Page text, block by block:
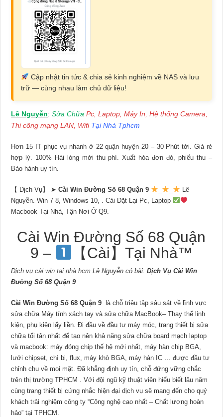
Cập nhật tin tức & chia sẻ kinh nghiệm về NAS và lưu
trữ — cùng nhau làm chủ dữ liệu!
Lê Nguyễn:Sửa Chữa Pc, Laptop, Máy In, Hệ thống Camera,
Thi công mạng LAN, Wifi Tại Nhà Tphcm
Hơn 15 IT phục vụ nhanh ở 22 quận huyện 20 – 30 Phút tới. Giá rẻ
hợp lý. 100% Hài lòng mới thu phí. Xuất hóa đơn đỏ, phiếu thu –
Bảo hành uy tín.
【 Dịch Vụ】 ➤Cài Win Đường Số 68 Quận 9
Lê
Nguyễn. Win 7 8, Windows 10, . Cài Đặt Lại Pc, Laptop
Macbook Tại Nhà, Tận Nơi Ở Q9.
Cài Win Đường Số 68 Quận
9 –
【Cài】Tại Nhà™
Dịch vụ cài win tại nhà hcm Lê Nguyễn có bài:Dịch Vụ Cài Win
Đường Số 68 Quận 9
Cài Win Đường Số 68 Quận 9là chỗ triệu tập sâu sát về lĩnh vực
sửa chữa Máy tính xách tay và sửa chữa MacBook– Thay thế linh
kiện, phụ kiện lấy liền. Đi đầu về đầu tư máy móc, trang thiết bị sửa
chữa tối tân nhất để tạo nên khả năng sửa chữa board mạch laptop
và macbook: máy đóng chip thế hệ mới nhất, máy hàn chip BGA,
lưới chipset, chì bi, flux, máy khò BGA, máy hàn IC … được đầu tư
chỉnh chu về mọi mặt. Đã khẳng định uy tín, chỗ đứng vững chắc
trên thị trường TPHCM . Với đội ngũ kỹ thuật viên hiểu biết lâu năm
cùng trang thiết bị cứng nhắc hiện đại dịch vụ sẽ mang đến cho quý
khách trải nghiệm công ty “Công nghệ cao nhất – Chất lượng hoàn
hảo” tại TPHCM.